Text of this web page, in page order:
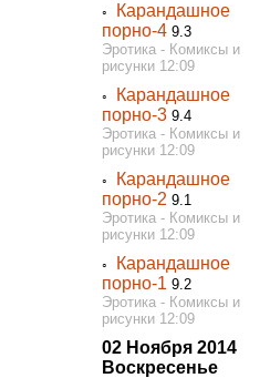
◦
Карандашное
порно-4 9.3
Эротика - Комиксы и
рисунки 12:09
◦
Карандашное
порно-3 9.4
Эротика - Комиксы и
рисунки 12:09
◦
Карандашное
порно-2 9.1
Эротика - Комиксы и
рисунки 12:09
◦
Карандашное
порно-1 9.2
Эротика - Комиксы и
рисунки 12:09
02 Ноября 2014
Воскресенье